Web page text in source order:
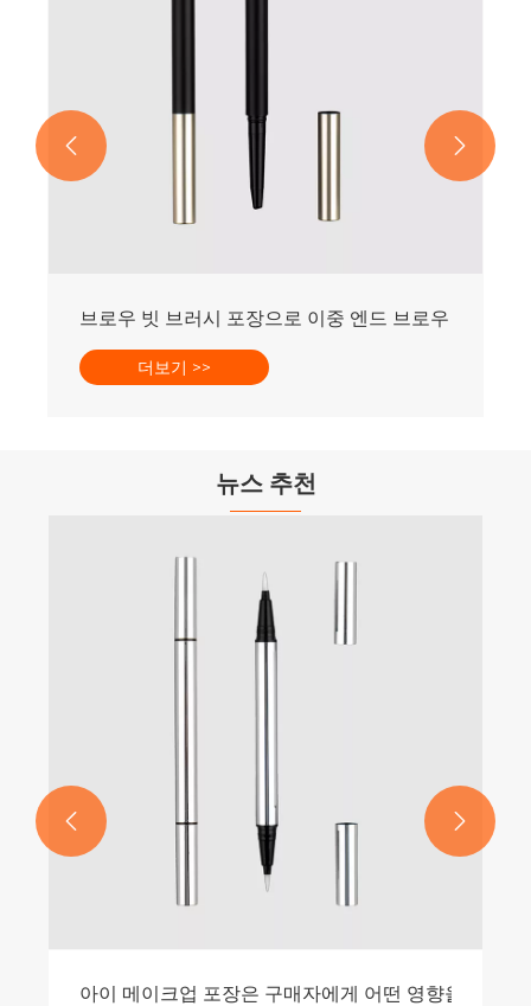
시 포장브로우 빗 브러시 포장으로 이중 엔드 브로우 연필
더보기 >>
 
뉴스 추천
아이 메이크업 포장은 구매자에게 어떤 영향을 미칩니
 